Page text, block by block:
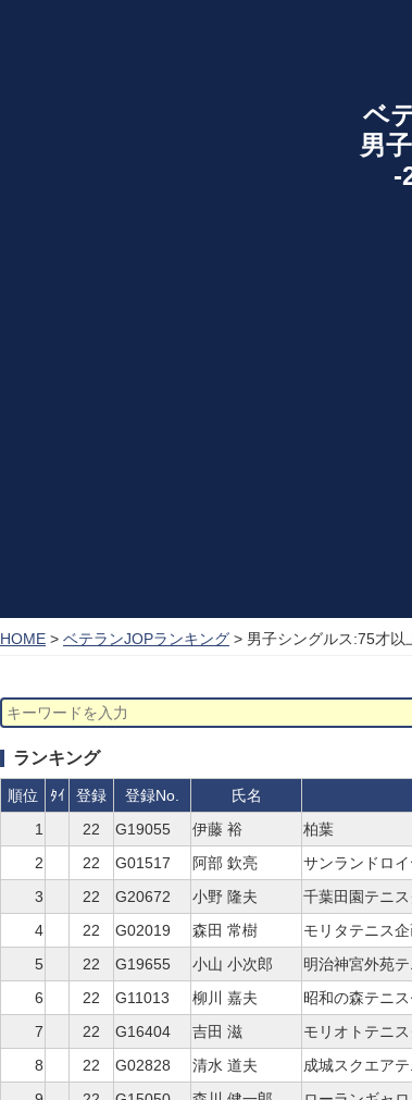
ベ
男
-
HOME > ベテランJOPランキング > 男子シングルス:75才以
ランキング
順位 ﾀｲ 登録 登録No. 氏名
1
22 G19055 伊藤 裕 柏葉
2
22 G01517 阿部 欽亮 サンランドロ
3
22 G20672 小野 隆夫 千葉田園テニ
4
22 G02019 森田 常樹 モリタテニス
5
22 G19655 小山 小次郎 明治神宮外苑
6
22 G11013 柳川 嘉夫 昭和の森テニ
7
22 G16404 吉田 滋 モリオトテニ
8
22 G02828 清水 道夫 成城スクエア